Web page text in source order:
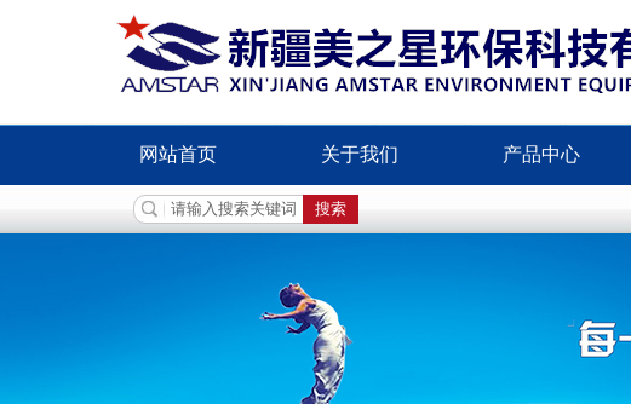
网站首页 关于我们 产品中心